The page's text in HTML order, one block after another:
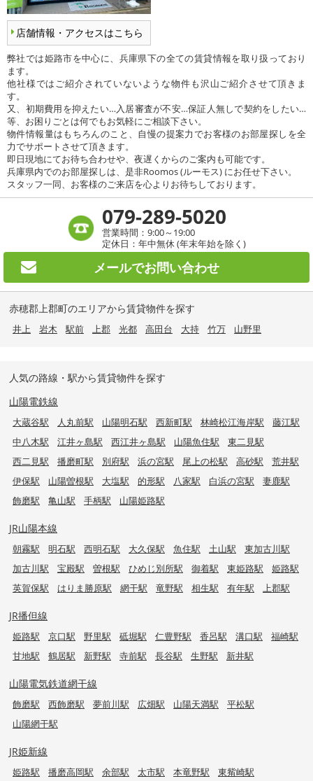
店舗情報・アクセスはこちら
弊社では姫路市を中心に、兵庫県下の全ての賃貸情報を取り扱っており
ます。
他社様ではご紹介されていないような物件も沢山ご紹介させて頂きま
す。
又、初期費用を抑えたい…入居審査が不安…保証人無しで契約をしたい…
等、お困りごとは何でもお気軽にご相談下さい。
物件情報量はもちろんのこと、自慢の提案力でお客様のお部屋探しを全
力でサポートさせて頂きます。
即日現地にてお待ち合わせや、夜遅くからのご案内も可能です。
兵庫県内でのお部屋探しは、是非Roomos (ルーモス) にお任せ下さい。
スタッフ一同、お客様のご来店を心よりお待ちしております。
079-289-5020
営業時間：9:00～19:00
定休日：年中無休 (年末年始を除く)
メールでお問い合わせ
赤穂郡上郡町のエリアから賃貸物件を探す
井上 岩木 駅前 上郡 光都 高田台 大持 竹万 山野里
人気の路線・駅から賃貸物件を探す
山陽電鉄線
大蔵谷駅 人丸前駅 山陽明石駅 西新町駅 林崎松江海岸駅
藤江駅
中八木駅
江井ヶ島駅 西江井ヶ島駅 山陽魚住駅
東二見駅
西二見駅
播磨町駅 別府駅 浜の宮駅 尾上の松駅 高砂駅
荒井駅
伊保駅
山陽曽根駅 大塩駅 的形駅 八家駅 白浜の宮駅
妻鹿駅
飾磨駅
亀山駅 手柄駅 山陽姫路駅
JR山陽本線
朝霧駅 明石駅 西明石駅 大久保駅 魚住駅 土山駅
東加古川駅
加古川駅
宝殿駅 曽根駅 ひめじ別所駅 御着駅 東姫路駅
姫路駅
英賀保駅
はりま勝原駅 網干駅 竜野駅 相生駅 有年駅 上郡駅
JR播但線
姫路駅 京口駅 野里駅 砥堀駅 仁豊野駅 香呂駅 溝口駅
福崎駅
甘地駅
鶴居駅 新野駅 寺前駅 長谷駅 生野駅 新井駅
山陽電気鉄道網干線
飾磨駅 西飾磨駅 夢前川駅 広畑駅 山陽天満駅
平松駅
山陽網干駅
JR姫新線
姫路駅 播磨高岡駅 余部駅 太市駅 本竜野駅
東觜崎駅